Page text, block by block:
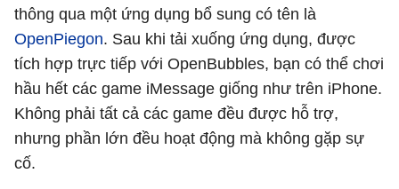
thông qua một ứng dụng bổ sung có tên là
OpenPiegon. Sau khi tải xuống ứng dụng, được
tích hợp trực tiếp với OpenBubbles, bạn có thể chơi
hầu hết các game iMessage giống như trên iPhone.
Không phải tất cả các game đều được hỗ trợ,
nhưng phần lớn đều hoạt động mà không gặp sự
cố.